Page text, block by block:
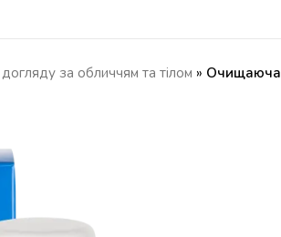
за обличчям та тілом » Очищаюча